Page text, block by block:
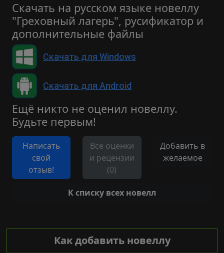
Скачать на русском языке новеллу
"Греховный лагерь", русификатор и
дополнительные файлы
Скачать для Windows
Скачать для Android
Ещё никто не оценил новеллу.
Будьте первым!
Написать
свой
отзыв!
Все оценки
и рецензии
(0)
Добавить в
желаемое
К списку всех новелл
Как добавить новеллу